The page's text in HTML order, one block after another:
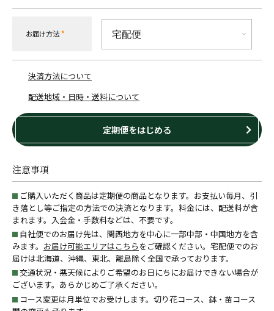
お届け方法 *
決済方法について
配送地域・日時・送料について
定期便をはじめる
注意事項
ご購入いただく商品は定期便の商品となります。お支払い毎月、引
き落とし等ご指定の方法での決済となります。料金には、配送料が含
まれます。入会金・手数料などは、不要です。
自社便でのお届け先は、関西地方を中心に一部中部・中国地方を含
みます。 お届け可能エリアはこちら をご確認ください。宅配便でのお
届けは北海道、沖縄、東北、離島除く全国で承っております。
交通状況・悪天候によりご希望のお日にちにお届けできない場合が
ございます。あらかじめご了承ください。
コース変更は月単位でお受けします。切り花コース、鉢・苗コース